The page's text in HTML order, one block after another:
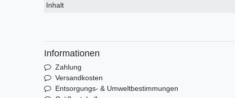
Inhalt
Informationen
Zahlung
Versandkosten
Entsorgungs- & Umweltbestimmungen